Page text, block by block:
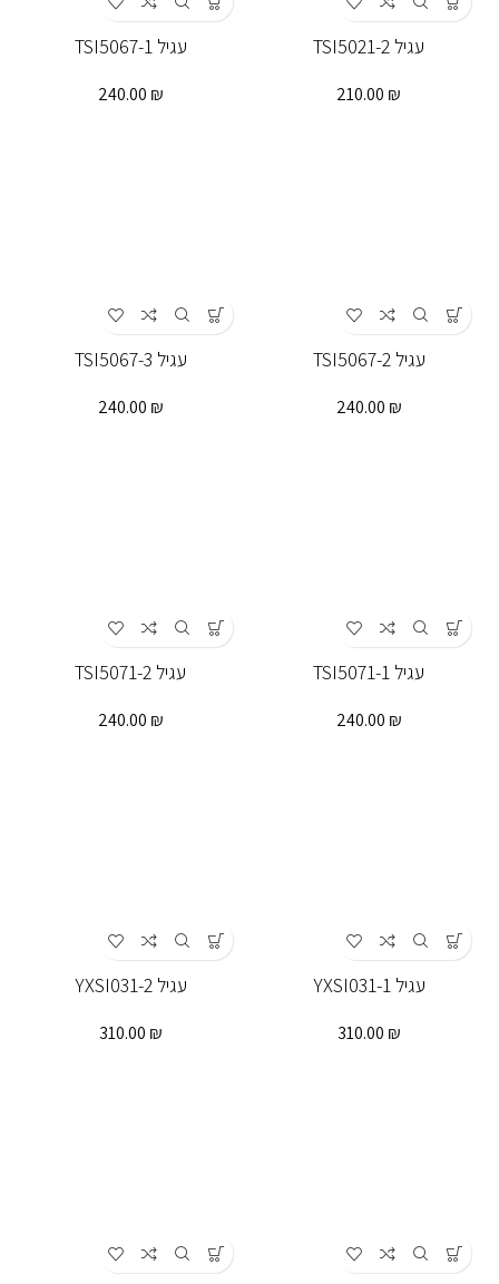
עגיל TSI5021-2
210.00 ₪
עגיל TSI5067-1
240.00 ₪
עגיל TSI5067-2
240.00 ₪
עגיל TSI5067-3
240.00 ₪
עגיל TSI5071-1
240.00 ₪
עגיל TSI5071-2
240.00 ₪
עגיל YXSI031-1
310.00 ₪
עגיל YXSI031-2
310.00 ₪